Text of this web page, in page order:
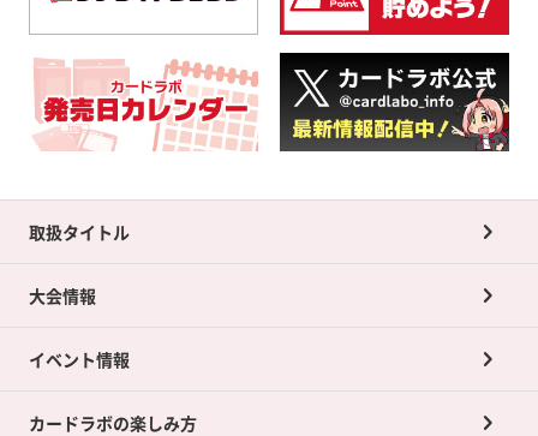
取扱タイトル
大会情報
イベント情報
カードラボの楽しみ方